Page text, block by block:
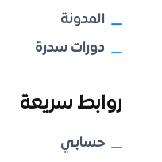
المدونة
دورات سدرة
روابط سريعة
حسابي